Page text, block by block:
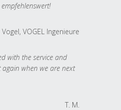
Vogel, VOGEL Ingenieure
with the service and
when we are next
T. M.